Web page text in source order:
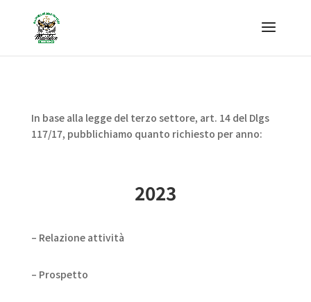
In base alla legge del terzo settore, art. 14 del Dlgs
117/17, pubblichiamo quanto richiesto per anno:
2023
– Relazione attività
– Prospetto